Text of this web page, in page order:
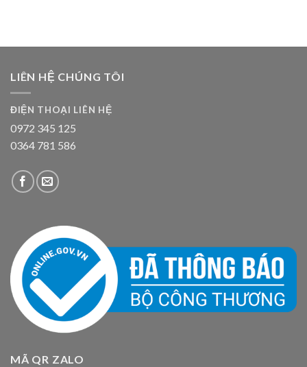
LIÊN HỆ CHÚNG TÔI
ĐIỆN THOẠI LIÊN HỆ
0972 345 125
0364 781 586
MÃ QR ZALO